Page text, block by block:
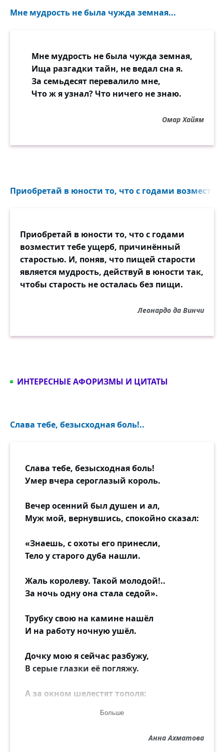
Мне мудрость не была чужда земная...
Мне мудрость не была чужда земная,
Ища разгадки тайн, не ведал сна я.
За семьдесят перевалило мне,
Что ж я узнал? Что ничего не знаю.
Омар Хайям
Приобретай в юности то, что с годами
Приобретай в юности то, что с годами
возместит тебе ущерб, причинённый
старостью. И, поняв, что пищей старости
является мудрость, действуй в юности так,
чтобы старость не осталась без пищи.
Леонардо да Винчи
ИНТЕРЕСНЫЕ АФОРИЗМЫ И ЦИТАТЫ
Слава тебе, безысходная боль!..
Слава тебе, безысходная боль!
Умер вчера сероглазый король.
Вечер осенний был душен и ал,
Муж мой, вернувшись, спокойно сказал:
«Знаешь, с охоты его принесли,
Тело у старого дуба нашли.
Жаль королеву. Такой молодой!..
За ночь одну она стала седой».
Трубку свою на камине нашёл
И на работу ночную ушёл.
Дочку мою я сейчас разбужу,
В серые глазки её погляжу.
А за окном шелестят тополя:
Больше
Анна Ахматова